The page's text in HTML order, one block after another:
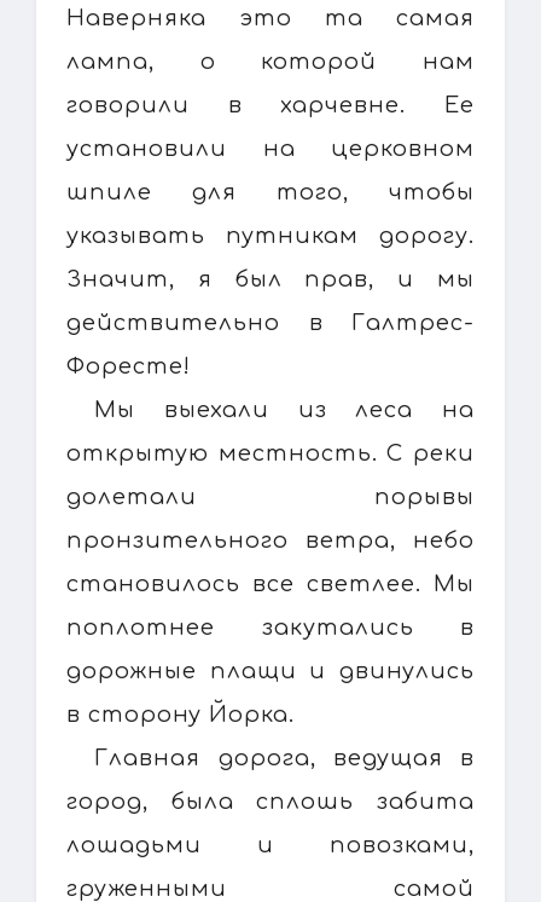
Наверняка это та самая
лампа, о которой нам
говорили в харчевне. Ее
установили на церковном
шпиле для того, чтобы
указывать путникам дорогу.
Значит, я был прав, и мы
действительно в Галтрес-
Форесте!
Мы выехали из леса на
открытую местность. С реки
долетали порывы
пронзительного ветра, небо
становилось все светлее. Мы
поплотнее закутались в
дорожные плащи и двинулись
в сторону Йорка.
Главная дорога, ведущая в
город, была сплошь забита
лошадьми и повозками,
груженными самой